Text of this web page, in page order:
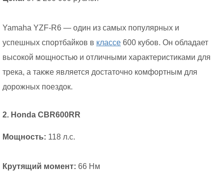
Yamaha YZF-R6 — один из самых популярных и
успешных спортбайков в классе 600 кубов. Он обладает
высокой мощностью и отличными характеристиками для
трека, а также является достаточно комфортным для
дорожных поездок.
2. Honda CBR600RR
Мощность: 118 л.с.
Крутящий момент: 66 Нм